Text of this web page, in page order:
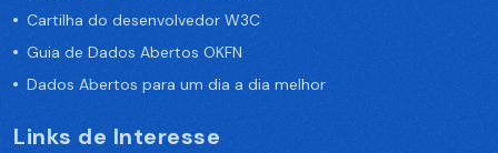
Cartilha do desenvolvedor W3C
Guia de Dados Abertos OKFN
Dados Abertos para um dia a dia melhor
Links de Interesse